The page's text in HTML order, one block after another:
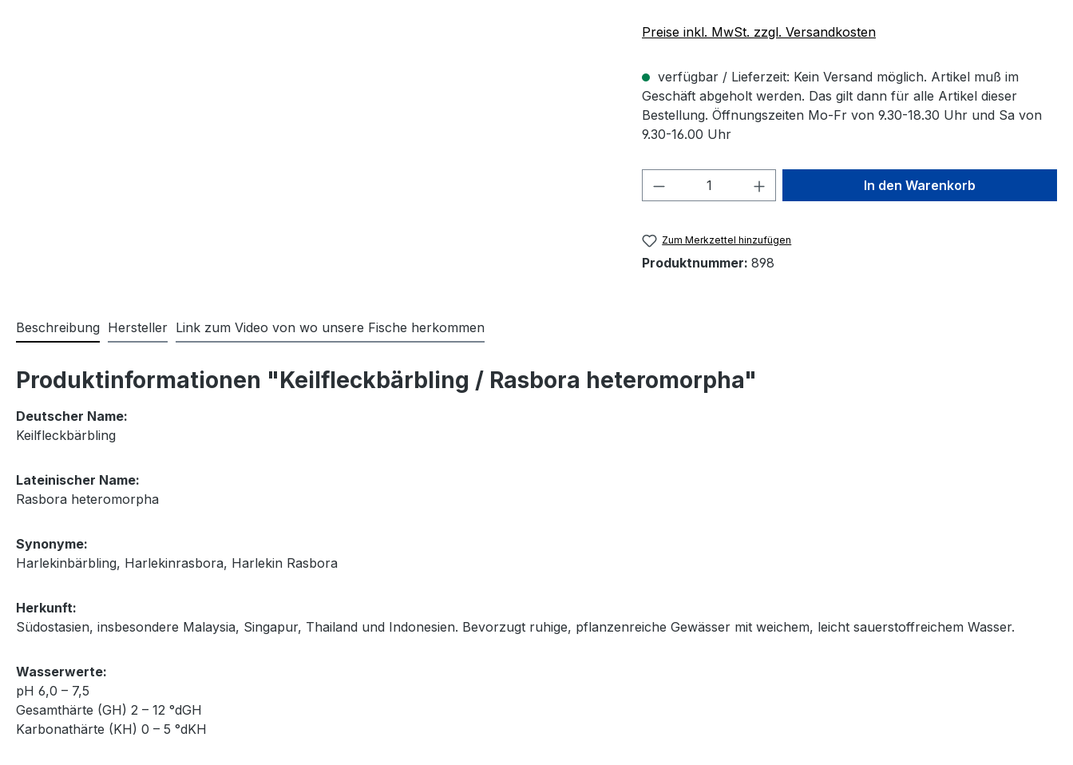
Preise inkl. MwSt. zzgl. Versandkosten
verfügbar / Lieferzeit: Kein Versand möglich. Artikel muß im
Geschäft abgeholt werden. Das gilt dann für alle Artikel dieser
Bestellung. Öffnungszeiten Mo-Fr von 9.30-18.30 Uhr und Sa von
9.30-16.00 Uhr
Produkt Anzahl: Gib den gewünschten Wert
In den Warenkorb
Zum Merkzettel hinzufügen
Produktnummer: 898
Beschreibung Hersteller Link zum Video von wo unsere Fische herkommen
Produktinformationen "Keilfleckbärbling / Rasbora heteromorpha"
Deutscher Name:
Keilfleckbärbling
Lateinischer Name:
Rasbora heteromorpha
Synonyme:
Harlekinbärbling, Harlekinrasbora, Harlekin Rasbora
Herkunft:
Südostasien, insbesondere Malaysia, Singapur, Thailand und Indonesien. Bevorzugt ruhige, pflanzenreiche Gewässer mit weichem, leicht sauerstoffreichem Wasser.
Wasserwerte:
pH 6,0 – 7,5
Gesamthärte (GH) 2 – 12 °dGH
Karbonathärte (KH) 0 – 5 °dKH